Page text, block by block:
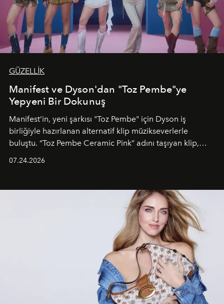
GÜZELLİK
Manifest ve Dyson'dan "Toz Pembe"ye
Yepyeni Bir Dokunuş
Manifest’in, yeni şarkısı "Toz Pembe" için Dyson iş
birliğiyle hazırlanan alternatif klip müzikseverlerle
buluştu. “Toz Pembe Ceramic Pink” adını taşıyan klip,
unsurlarından biri olarak öne çıkıyor.
07.24.2026